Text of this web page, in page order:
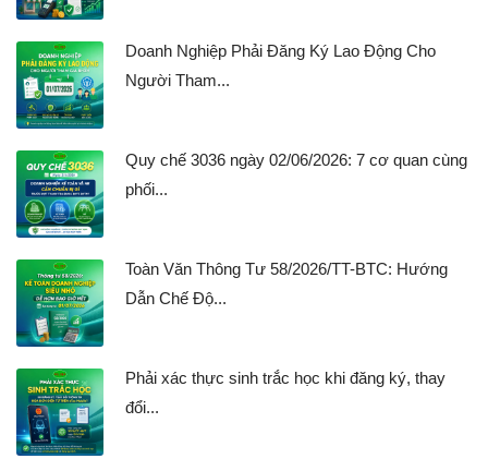
Doanh Nghiệp Phải Đăng Ký Lao Động Cho
Người Tham...
Quy chế 3036 ngày 02/06/2026: 7 cơ quan cùng
phối...
Toàn Văn Thông Tư 58/2026/TT-BTC: Hướng
Dẫn Chế Độ...
Phải xác thực sinh trắc học khi đăng ký, thay
đổi...